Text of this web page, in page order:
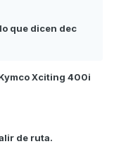
que dicen dec
Xciting 400i
de ruta.